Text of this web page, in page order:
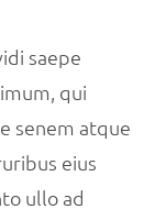
saepe
qui
senem atque
eius
ullo ad